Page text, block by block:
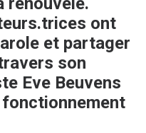
ont
et partager
son
Eve Beuvens